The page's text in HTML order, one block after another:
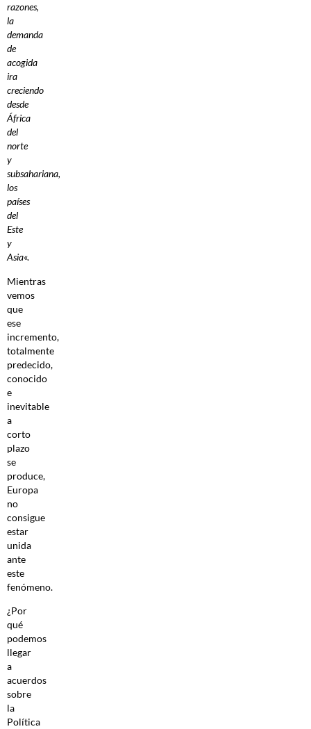
razones,
la
demanda
de
acogida
ira
creciendo
desde
África
del
norte
y
subsahariana,
los
países
del
Este
y
Asia«.
Mientras
vemos
que
ese
incremento,
totalmente
predecido,
conocido
e
inevitable
a
corto
plazo
se
produce,
Europa
no
consigue
estar
unida
ante
este
fenómeno.
¿Por
qué
podemos
llegar
a
acuerdos
sobre
la
Política